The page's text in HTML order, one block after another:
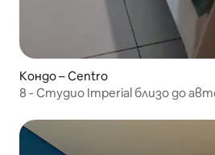
Кондо – Centro
8 - Студио Imperial близо до